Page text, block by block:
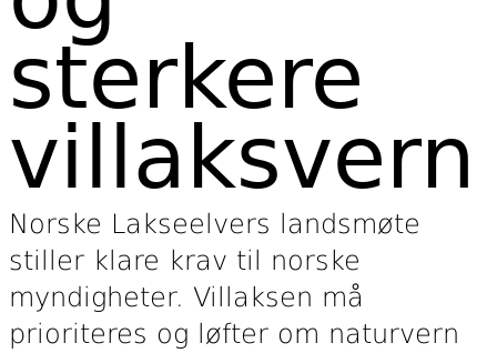
sterkere
villaksvern
Norske Lakseelvers landsmøte
stiller klare krav til norske
myndigheter. Villaksen må
prioriteres og løfter om naturvern